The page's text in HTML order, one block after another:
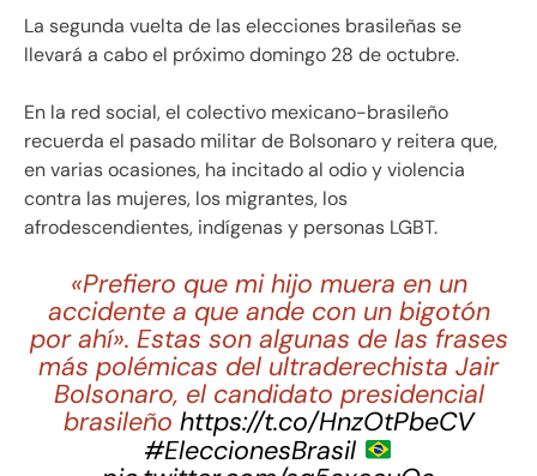
La segunda vuelta de las elecciones brasileñas se
llevará a cabo el próximo domingo 28 de octubre.
En la red social, el colectivo mexicano-brasileño
recuerda el pasado militar de Bolsonaro y reitera que,
en varias ocasiones, ha incitado al odio y violencia
contra las mujeres, los migrantes, los
afrodescendientes, indígenas y personas LGBT.
«Prefiero que mi hijo muera en un
accidente a que ande con un bigotón
por ahí». Estas son algunas de las frases
más polémicas del ultraderechista Jair
Bolsonaro, el candidato presidencial
brasileño https://t.co/HnzOtPbeCV
#EleccionesBrasil